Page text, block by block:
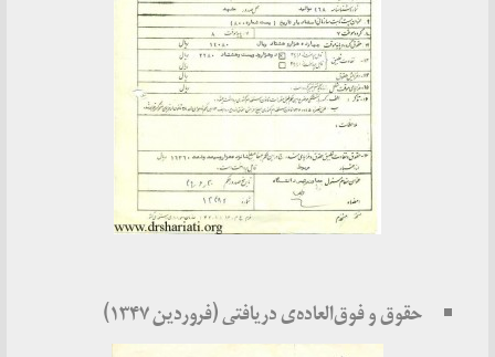
حقوق و فوق‌العاده‌ی دریافتی (فروردین ۱۳۴۷)